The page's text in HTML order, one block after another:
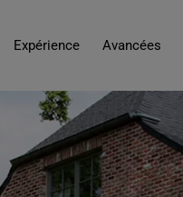
Expérience Avancées